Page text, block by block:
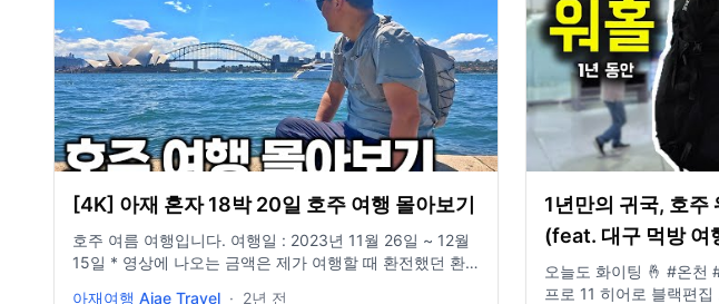
홈페이지: Queensland.com 비즈니스
https://
[4K] 아재 혼자 18박 20일 호주 여행 몰아보기
호주 여름 여행입니다. 여행일 : 2023년 11월 26일 ~ 12월
15일 * 영상에 나오는 금액은 제가 여행할 때 환전했던 환
아재여행 Ajae Travel · 2년 전
1년만의 귀국, 호주
(feat. 대구 먹방 여
남기 23
오늘도 화이팅 🤞 #온천 #먹방 #대
프로 11 히어로 블랙편집 프로그램은? - 파이널컷 인스타그